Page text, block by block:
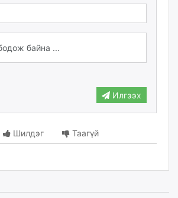
Илгээх
Шилдэг Таагүй